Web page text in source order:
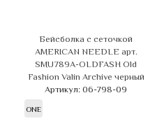
Бейсболка с сеточкой
AMERICAN NEEDLE арт.
SMU789A-OLDFASH Old
Fashion Valin Archive черный
Артикул: 06-798-09
ONE